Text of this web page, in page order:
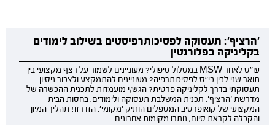
'הרציף': תעסוקה לפסיכותרפיסטים בשילוב לימודים
בקליניקה בפלורנטין
עו"ס לאחר MSW במסלול טיפולי? מעוניינים לשמור על רצף מקצועי בין
תואר שני לבין בי"ס לפסיכותרפיה? מעוניינים להתמקצע ולצבור ניסיון
תעסוקתי בדרך לקליניקה פרטית? הגש/י מועמדות לתכנית ההכשרה של
מדרשת 'הרציף', תכנית המשלבת תעסוקה ולימודים, בחסות הבית
המקצועי של קואופרטיב המטפלים הותיק 'מקומי'. הזדרזו! תהליך המיון
והקבלה לקראת סיום, נותרו מקומות אחרונים